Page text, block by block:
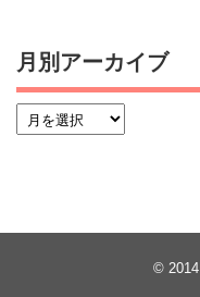
月別アーカイブ
© 2014